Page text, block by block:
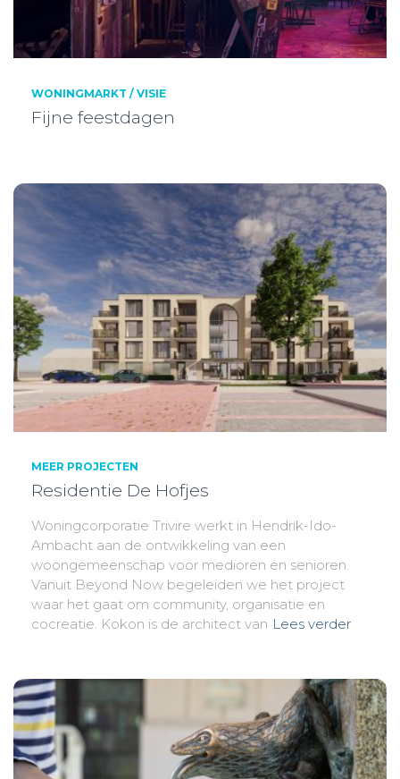
WONINGMARKT / VISIE
Fijne feestdagen
MEER PROJECTEN
Residentie De Hofjes
Woningcorporatie Trivire werkt in Hendrik-Ido-
Ambacht aan de ontwikkeling van een
woongemeenschap voor medioren en senioren.
Vanuit Beyond Now begeleiden we het project
waar het gaat om community, organisatie en
cocreatie. Kokon is de architect van Lees verder